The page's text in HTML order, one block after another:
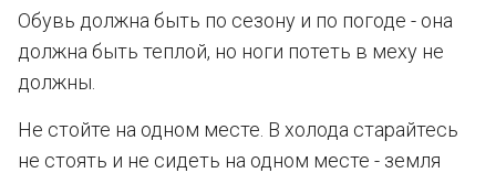
Обувь должна быть по сезону и по погоде - она
должна быть теплой, но ноги потеть в меху не
должны.
Не стойте на одном месте. В холода старайтесь
не стоять и не сидеть на одном месте - земля